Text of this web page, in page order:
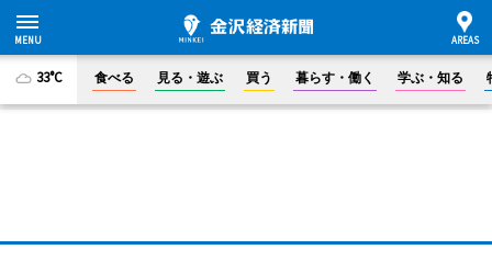
33°C 食べる 見る・遊ぶ 買う 暮らす・働く 学ぶ・知る